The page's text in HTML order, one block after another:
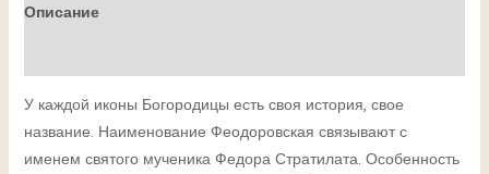
Описание
У каждой иконы Богородицы есть своя история, свое
название. Наименование Феодоровская связывают с
именем святого мученика Федора Стратилата. Особенность